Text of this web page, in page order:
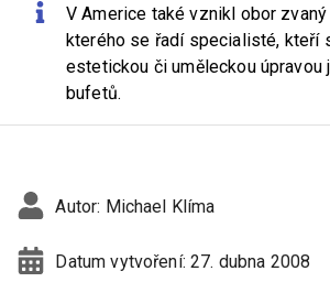
V Americe také vznikl obor
kterého se řadí specialisté, kteří
estetickou či uměleckou úpravou
bufetů.
Autor: Michael Klíma
Datum vytvoření:27. dubna 2008